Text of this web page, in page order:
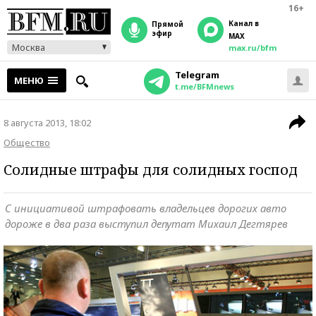
16+
Москва
прямой
эфир
Канал в
MAX
max.ru/bfm
МЕНЮ Telegram
t.me/BFMnews
8 августа 2013, 18:02
Общество
Солидные штрафы для солидных господ
С инициативой штрафовать владельцев дорогих авто
дороже в два раза выступил депутат Михаил Дегтярев